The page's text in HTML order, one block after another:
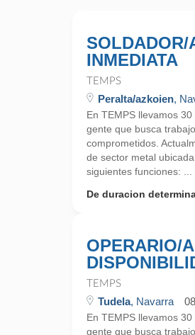
SOLDADOR/
INMEDIATA
TEMPS
Peralta/azkoien,
En TEMPS llevamos
gente que busca
comprometidos.
de sector metal
siguientes funciones: ...
De duracion
OPERARIO/
TEMPS
Tudela, Navarra
En TEMPS llevamos
gente que busca